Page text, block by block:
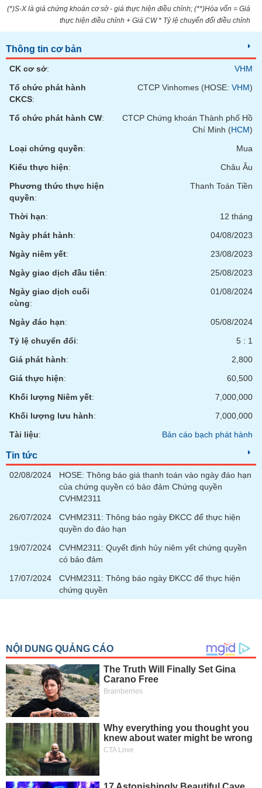
(*)S-X là giá chứng khoán cơ sở - giá thực hiện điều chỉnh; (**)Hòa vốn = Giá
thực hiện điều chỉnh + Giá CW * Tỷ lệ chuyển đổi điều chỉnh
Thông tin cơ bản
CK cơ sở:
VHM
Tổ chức phát hành
CKCS:
CTCP Vinhomes (HOSE: VHM)
Tổ chức phát hành CW:
CTCP Chứng khoán Thành phố Hồ
Chí Minh (HCM)
Loại chứng quyền:
Mua
Kiểu thực hiện:
Châu Âu
Phương thức thực hiện
quyền:
Thanh Toán Tiền
Thời hạn:
12 tháng
Ngày phát hành:
04/08/2023
Ngày niêm yết:
23/08/2023
Ngày giao dịch đầu tiên:
25/08/2023
Ngày giao dịch cuối
cùng:
01/08/2024
Ngày đáo hạn:
05/08/2024
Tỷ lệ chuyển đổi:
5 : 1
Giá phát hành:
2,800
Giá thực hiện:
60,500
Khối lượng Niêm yết:
7,000,000
Khối lượng lưu hành:
7,000,000
Tài liệu: Bản cáo bạch phát hành
Tin tức
02/08/2024
HOSE: Thông báo giá thanh toán vào ngày đáo hạn
của chứng quyền có bảo đảm Chứng quyền
CVHM2311
26/07/2024
CVHM2311: Thông báo ngày ĐKCC để thực hiện
quyền do đáo hạn
19/07/2024
CVHM2311: Quyết định hủy niêm yết chứng quyền
có bảo đảm
17/07/2024
CVHM2311: Thông báo ngày ĐKCC để thực hiện
chứng quyền
VỤ
TIỆN
ÍCH
ĐỘNG
SẢN
Mã
chứng
khoán
(-)
Lãnh
đạo
(-)
Tất cả Người nội bộ Cổ đông lớn
tức
viết
tác
giả
(-)
cáo
(-)
Dịch
vụ
(-)
Đào
tạo
Sách
tài